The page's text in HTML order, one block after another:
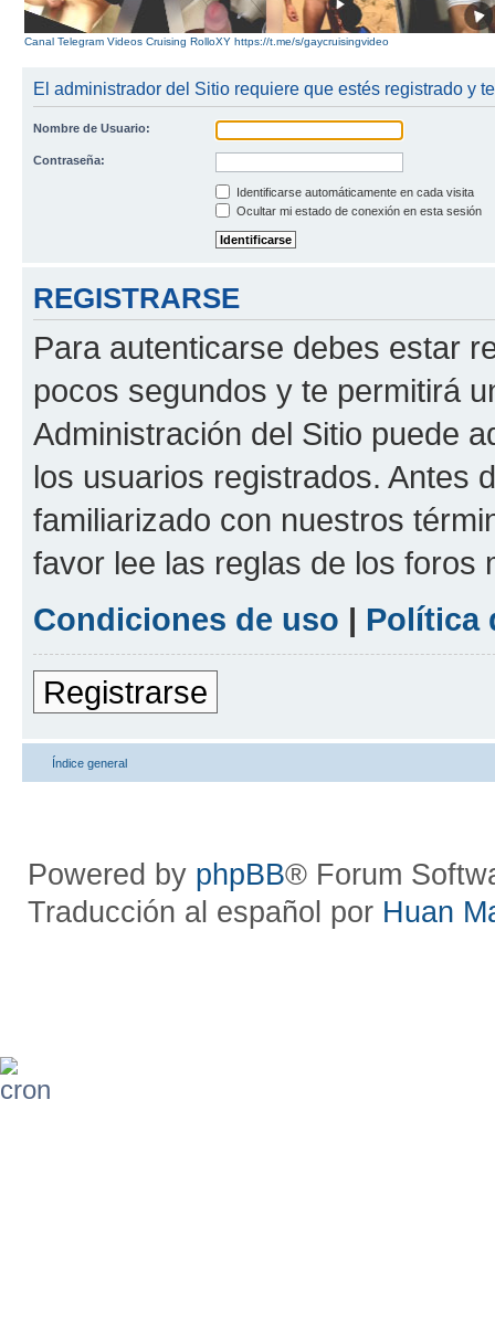
Canal Telegram Videos Cruising RolloXY https://t.me/s/gaycruisingvideo
El administrador del Sitio requiere que estés registrado y
Nombre de Usuario:
Contraseña:
Identificarse automáticamente en cada visita
Ocultar mi estado de conexión en esta sesión
REGISTRARSE
Para autenticarse debes estar
pocos segundos y te permitirá
Administración del Sitio puede
los usuarios registrados. Antes
familiarizado con nuestros
favor lee las reglas de los foros
Condiciones de uso | Política
Registrarse
Índice general
Powered by phpBB® Forum
Traducción al español por Huan